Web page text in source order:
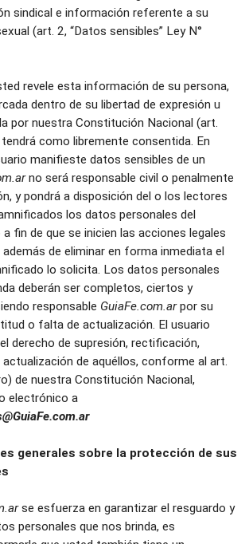
sindical e información referente a su
(art. 2, “Datos sensibles” Ley N°
revele esta información de su persona,
dentro de su libertad de expresión u
por nuestra Constitución Nacional (art.
como libremente consentida. En
manifieste datos sensibles de un
no será responsable civil o penalmente
y pondrá a disposición del o los lectores
los datos personales del
fin de que se inicien las acciones legales
de eliminar en forma inmediata el
lo solicita. Los datos personales
deberán ser completos, ciertos y
responsable GuiaFe.com.ar por su
o falta de actualización. El usuario
derecho de supresión, rectificación,
de aquéllos, conforme al art.
de nuestra Constitución Nacional,
generales sobre la protección de sus
se esfuerza en garantizar el resguardo y
personales que nos brinda, es